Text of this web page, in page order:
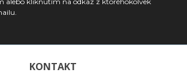
KONTAKT